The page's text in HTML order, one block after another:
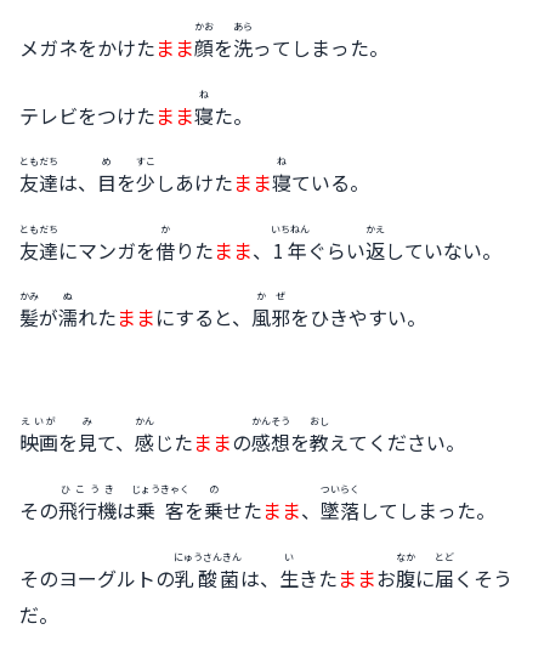
メガネをかけたまま顔
かお
を洗
あら
ってしまった。
テレビをつけたまま寝
ね
た。
友達
ともだち
は、 目
め
を少
すこ
しあけたまま寝
ね
ている。
友達
ともだち
にマンガを借
か
りたまま、 1年
いちねん
ぐらい返
かえ
していない。
髪
かみ
が濡
ぬ
れたままにすると、 風邪
かぜ
をひきやすい。
映画
えいが
を見
み
て、 感
かん
じたままの感想
かんそう
を教
おし
えてください。
その飛行機
ひこうき
は乗客
じょうきゃく
を乗
の
せたまま、 墜落
ついらく
してしまった。
そのヨーグルトの乳酸菌
にゅうさんきん
は、 生
い
きたままお腹
なか
に届
とど
くそう
だ。